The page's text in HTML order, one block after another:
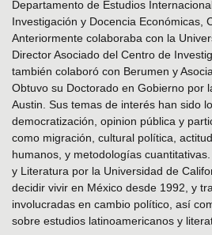
Departamento de Estudios
Investigación y Docencia Económicas,
Anteriormente colaboraba con la
Director Asociado del Centro de
también colaboró con Berumen y
Obtuvo su Doctorado en Gobierno por
Austin. Sus temas de interés han sido
democratización, opinion pública y
como migración, cultural política,
humanos, y metodologías
y Literatura por la Universidad de
decidir vivir en México desde 1992, y
involucradas en cambio político, así
sobre estudios latinoamericanos y